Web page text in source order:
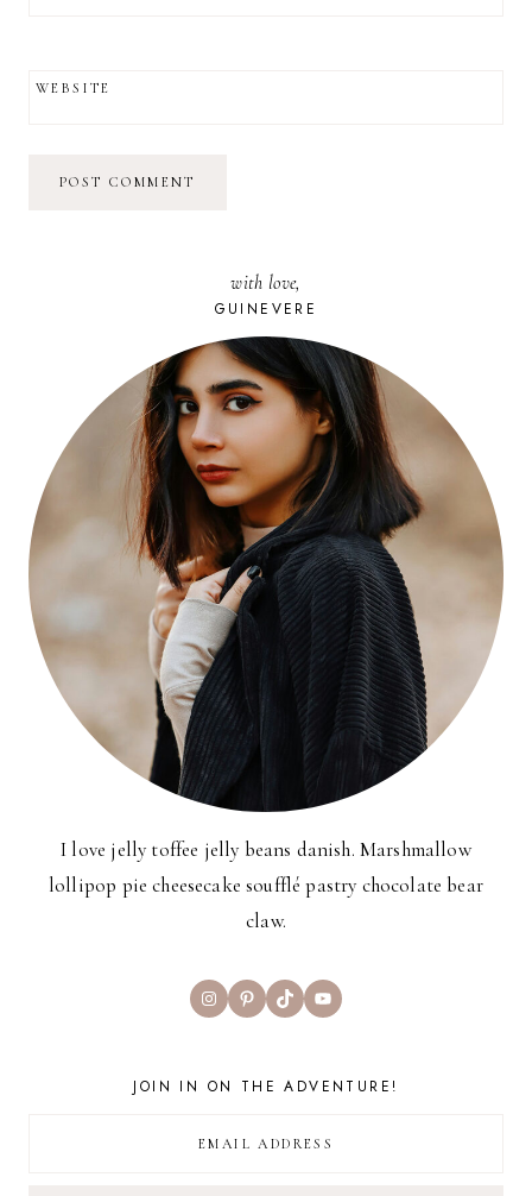
WEBSITE
with love,
GUINEVERE
I love jelly toffee jelly beans danish. Marshmallow
lollipop pie cheesecake soufflé pastry chocolate bear
claw.
InstagramPinterest
TikTokYouTube
JOIN IN ON THE ADVENTURE!